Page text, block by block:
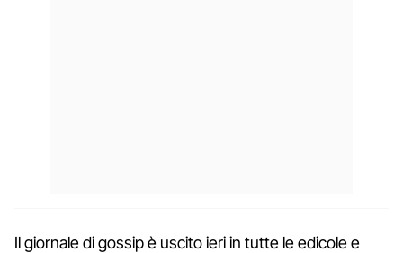
Il giornale di gossip è uscito ieri in tutte le edicole e